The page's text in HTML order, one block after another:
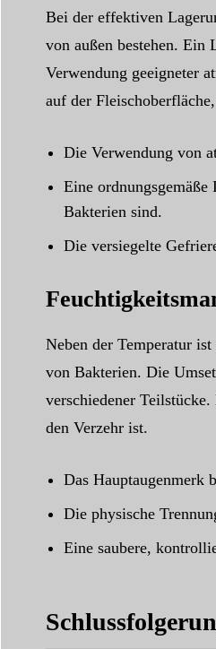
Bei der effektiven
von außen bestehen.
Verwendung geeigneter
auf der
Die Verwendung von
Eine
Bakterien sind.
Die versiegelte
Neben der Temperatur
von Bakterien. Die
verschiedener
den Verzehr ist.
Das Hauptaugenmerk
Die physische
Eine saubere,